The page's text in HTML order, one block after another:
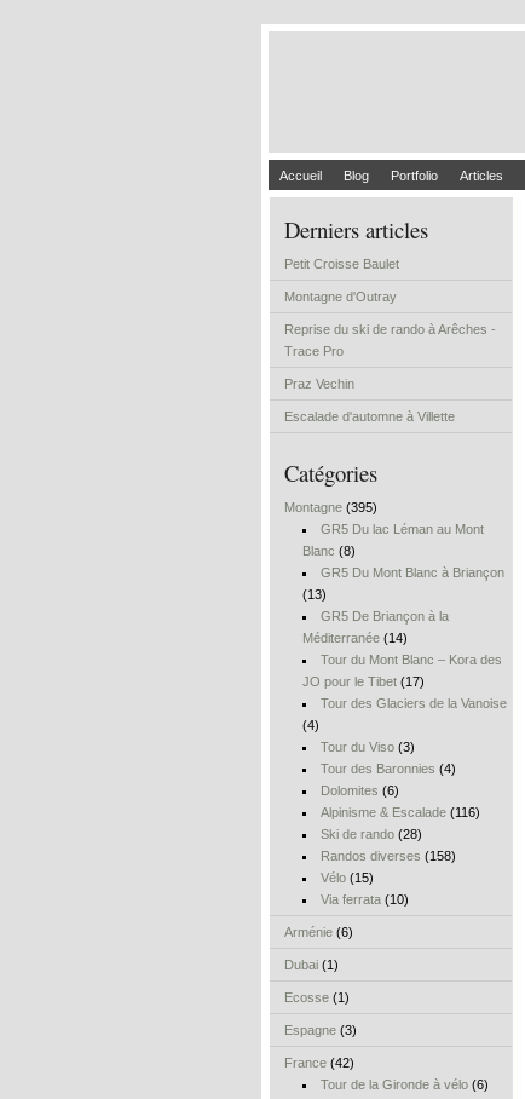
Accueil Blog Portfolio Articles
Derniers articles
Petit Croisse Baulet
Montagne d'Outray
Reprise du ski de rando à Arêches -
Trace Pro
Praz Vechin
Escalade d'automne à Villette
Catégories
Montagne (395)
GR5 Du lac Léman au Mont
Blanc (8)
GR5 Du Mont Blanc à Briançon
(13)
GR5 De Briançon à la
Méditerranée (14)
Tour du Mont Blanc – Kora des
JO pour le Tibet (17)
Tour des Glaciers de la Vanoise
(4)
Tour du Viso(3)
Tour des Baronnies (4)
Dolomites (6)
Alpinisme & Escalade(116)
Ski de rando(28)
Randos diverses (158)
Vélo(15)
Via ferrata(10)
Arménie (6)
Dubai (1)
Ecosse (1)
Espagne (3)
France (42)
Tour de la Gironde à vélo(6)